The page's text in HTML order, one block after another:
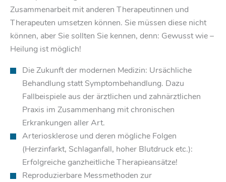
Zusammenarbeit mit anderen Therapeutinnen und
Therapeuten umsetzen können. Sie müssen diese nicht
können, aber Sie sollten Sie kennen, denn: Gewusst wie –
Heilung ist möglich!
Die Zukunft der modernen Medizin: Ursächliche
Behandlung statt Symptombehandlung. Dazu
Fallbeispiele aus der ärztlichen und zahnärztlichen
Praxis im Zusammenhang mit chronischen
Erkrankungen aller Art.
Arteriosklerose und deren mögliche Folgen
(Herzinfarkt, Schlaganfall, hoher Blutdruck etc.):
Erfolgreiche ganzheitliche Therapieansätze!
Reproduzierbare Messmethoden zur